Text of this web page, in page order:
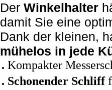
Der Winkelhalter
damit Sie eine
Dank der kleinen,
mühelos in jede
Kompakter
Schonender Schliff